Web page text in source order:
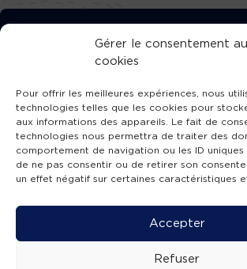
Gérer le consentement
cookies
Pour offrir les meilleures expériences, nous
technologies telles que les cookies pour
aux informations des appareils. Le fait de
technologies nous permettra de traiter des
comportement de navigation ou les ID uniques
de ne pas consentir ou de retirer son
un effet négatif sur certaines caractéristiques
Accepter
Refuser
TÉLÉCHARGEZ
L’APPLICATION
SUIVEZ-NOUS !
Mentions légales -Accessibilité